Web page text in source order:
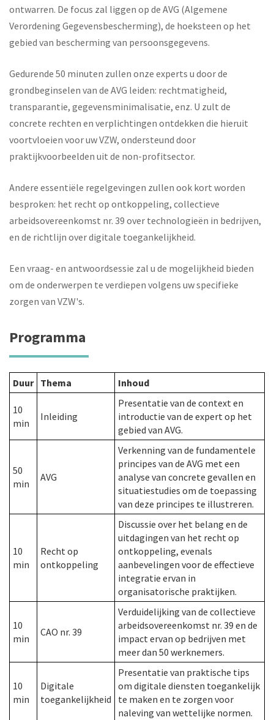
ontwarren. De focus zal liggen op de AVG (Algemene
Verordening Gegevensbescherming), de hoeksteen op het
gebied van bescherming van persoonsgegevens.
Gedurende 50 minuten zullen onze experts u door de
grondbeginselen van de AVG leiden: rechtmatigheid,
transparantie, gegevensminimalisatie, enz. U zult de
concrete rechten en verplichtingen ontdekken die hieruit
voortvloeien voor uw VZW, ondersteund door
praktijkvoorbeelden uit de non-profitsector.
Andere essentiële regelgevingen zullen ook kort worden
besproken: het recht op ontkoppeling, collectieve
arbeidsovereenkomst nr. 39 over technologieën in bedrijven,
en de richtlijn over digitale toegankelijkheid.
Een vraag- en antwoordsessie zal u de mogelijkheid bieden
om de onderwerpen te verdiepen volgens uw specifieke
zorgen van VZW's.
Programma
Duur Thema Inhoud
10
min
Inleiding
Presentatie van de context en
introductie van de expert op het
gebied van AVG.
50
min
AVG
Verkenning van de fundamentele
principes van de AVG met een
analyse van concrete gevallen en
situatiestudies om de toepassing
van deze principes te illustreren.
10
min
Recht op
ontkoppeling
Discussie over het belang en de
uitdagingen van het recht op
ontkoppeling, evenals
aanbevelingen voor de effectieve
integratie ervan in
organisatorische praktijken.
10
min
CAO nr. 39
Verduidelijking van de collectieve
arbeidsovereenkomst nr. 39 en de
impact ervan op bedrijven met
meer dan 50 werknemers.
10
min
Digitale
toegankelijkheid
Presentatie van praktische tips
om digitale diensten toegankelijk
te maken en te zorgen voor
naleving van wettelijke normen.